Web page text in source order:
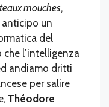
mouches,
un
del
che l’intelligenza
andiamo dritti
per salire
Théodore